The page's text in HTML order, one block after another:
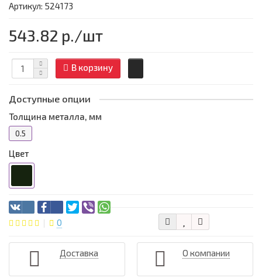
Артикул: 524173
543.82 р./шт
В корзину
Доступные опции
Толщина металла, мм
0.5
Цвет
0
Доставка О компании